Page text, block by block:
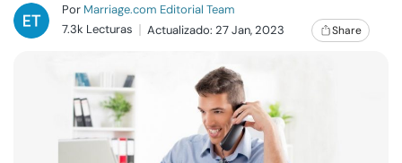
Relaciones
Por Marriage.com Editorial Team
7.3k Lecturas
Actualizado: 27 Jan, 2023 Share